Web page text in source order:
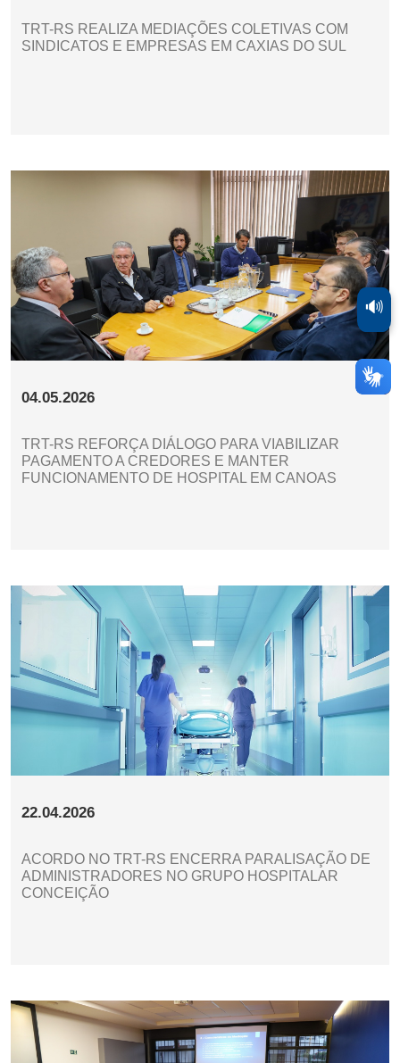
TRT-RS REALIZA MEDIAÇÕES COLETIVAS COM
SINDICATOS E EMPRESAS EM CAXIAS DO SUL
04.05.2026
TRT-RS REFORÇA DIÁLOGO PARA VIABILIZAR
PAGAMENTO A CREDORES E MANTER
FUNCIONAMENTO DE HOSPITAL EM CANOAS
22.04.2026
ACORDO NO TRT-RS ENCERRA PARALISAÇÃO DE
ADMINISTRADORES NO GRUPO HOSPITALAR
CONCEIÇÃO
🔊